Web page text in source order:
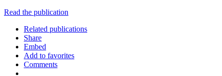
Read the publication
Related publications
Share
Embed
Add to favorites
Comments